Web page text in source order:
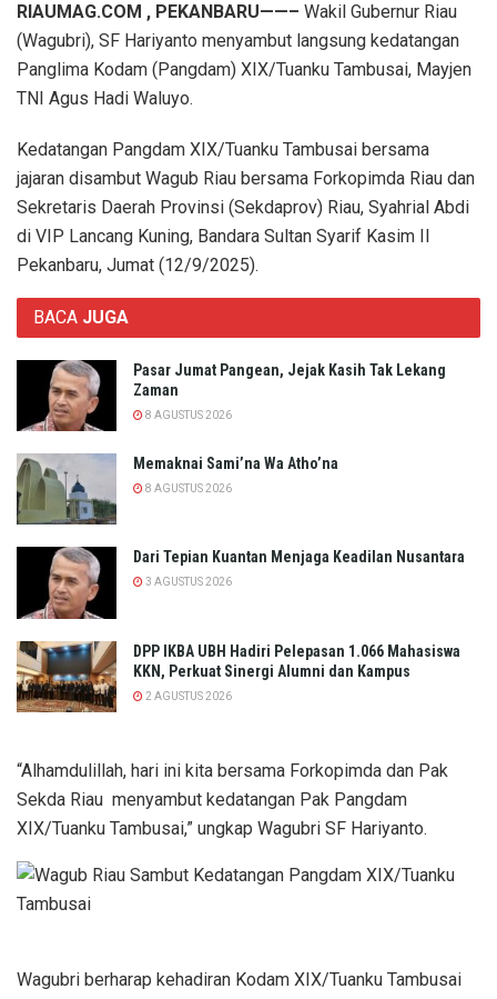
RIAUMAG.COM , PEKANBARU——– Wakil Gubernur Riau
(Wagubri), SF Hariyanto menyambut langsung kedatangan
Panglima Kodam (Pangdam) XIX/Tuanku Tambusai, Mayjen
TNI Agus Hadi Waluyo.
Kedatangan Pangdam XIX/Tuanku Tambusai bersama
jajaran disambut Wagub Riau bersama Forkopimda Riau dan
Sekretaris Daerah Provinsi (Sekdaprov) Riau, Syahrial Abdi
di VIP Lancang Kuning, Bandara Sultan Syarif Kasim II
Pekanbaru, Jumat (12/9/2025).
BACA JUGA
Pasar Jumat Pangean, Jejak Kasih Tak Lekang
Zaman
8 AGUSTUS 2026
Memaknai Sami’na Wa Atho’na
8 AGUSTUS 2026
Dari Tepian Kuantan Menjaga Keadilan Nusantara
3 AGUSTUS 2026
DPP IKBA UBH Hadiri Pelepasan 1.066 Mahasiswa
KKN, Perkuat Sinergi Alumni dan Kampus
2 AGUSTUS 2026
“Alhamdulillah, hari ini kita bersama Forkopimda dan Pak
Sekda Riau menyambut kedatangan Pak Pangdam
XIX/Tuanku Tambusai,” ungkap Wagubri SF Hariyanto.
Wagubri berharap kehadiran Kodam XIX/Tuanku Tambusai